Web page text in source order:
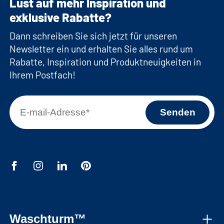
Keine Rückwand bei WSCS1462/WSTT185 für
problemloses Anschließen der Maschinen
Inkl. 4 Wandverankerungen für eine sichere
Montage
Optionale Erweiterung mit Einlegeböden oder
Maße Nische für Maschine (oben): 62,6 x 86,5
Waschturm™
exklusive Rabatte?
Dann schreiben Sie sich jetzt für unseren
Newsletter ein und erhalten Sie alles rund um
Rabatte, Inspiration und Produktneuigkeiten in
Ihrem Postfach!